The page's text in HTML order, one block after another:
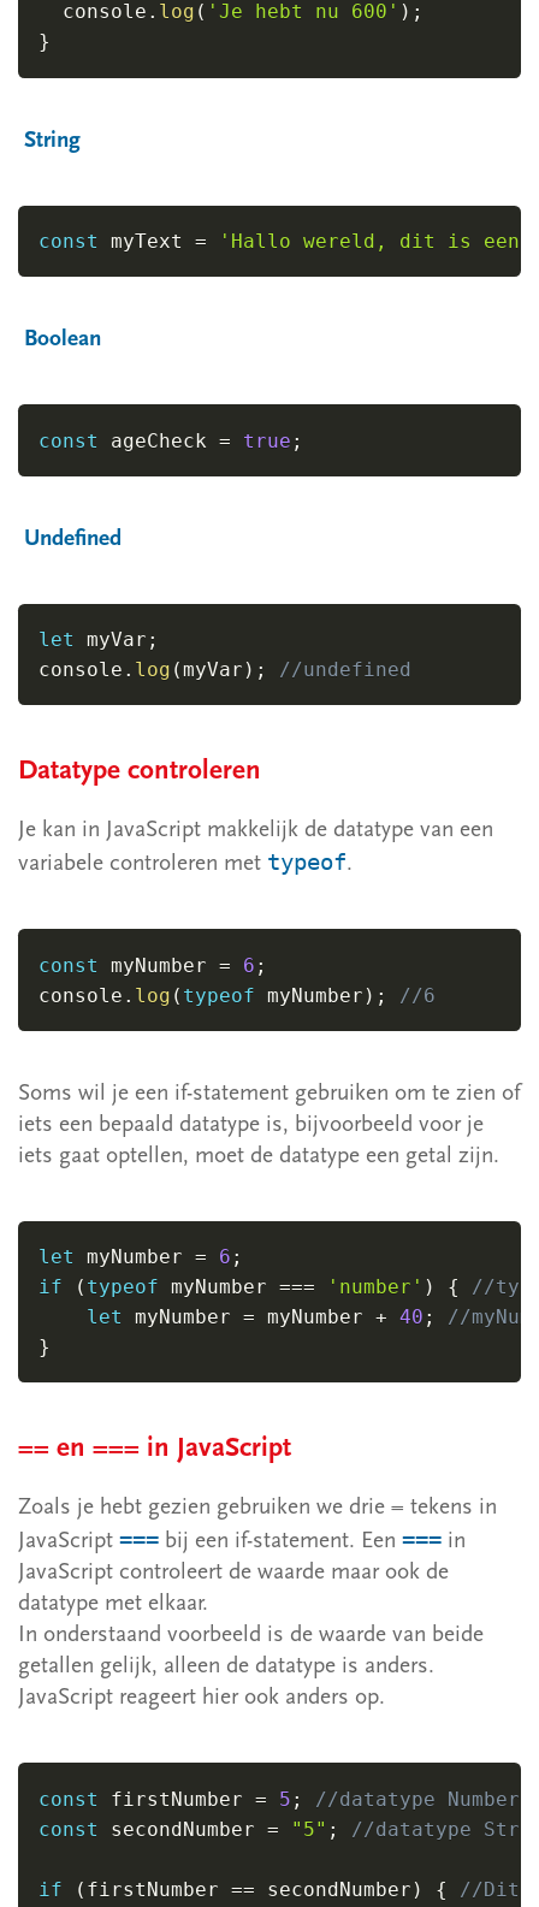
  console
. log ( 'Je hebt nu 600' ) ;
}
String
const myText = 'Hallo wereld, dit is een
Boolean
const ageCheck = true ;
Undefined
let myVar ;
console . log (myVar ) ; //undefined
Datatype controleren
Je kan in JavaScript makkelijk de datatype van een
variabele controleren met typeof.
const myNumber = 6 ;
console . log ( typeof myNumber ) ; //6
Soms wil je een if-statement gebruiken om te zien of
iets een bepaald datatype is, bijvoorbeeld voor je
iets gaat optellen, moet de datatype een getal zijn.
let myNumber = 6 ;
if
( typeof myNumber === 'number' ) {
//
let
myNumber = myNumber + 40 ;
//
}
== en === in JavaScript
Zoals je hebt gezien gebruiken we drie = tekens in
JavaScript === bij een if-statement. Een === in
JavaScript controleert de waarde maar ook de
datatype met elkaar.
In onderstaand voorbeeld is de waarde van beide
getallen gelijk, alleen de datatype is anders.
JavaScript reageert hier ook anders op.
const firstNumber = 5 ;
//datatype Number
const
secondNumber = "5" ; //datatype
if ( firstNumber == secondNumber ) {
//Dit